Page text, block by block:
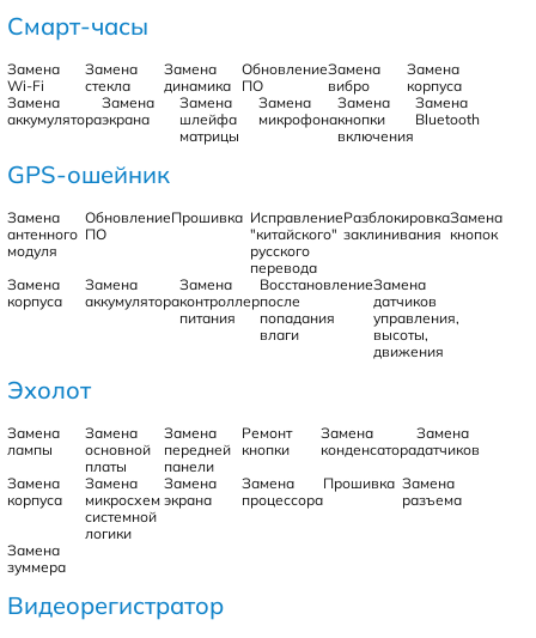
Смарт-часы
Замена
Wi-Fi
Замена
стекла
Замена
динамика
Обновление
ПО
Замена
вибро
Замена
корпуса
Замена
аккумулятора
Замена
экрана
Замена
шлейфа
матрицы
Замена
микрофона
Замена
кнопки
включения
Замена
Bluetooth
GPS-ошейник
Замена
антенного
модуля
Обновление
ПО
Прошивка Исправление
"китайского"
русского
перевода
Разблокировка
заклинивания
Замена
кнопок
Замена
корпуса
Замена
аккумулятора
Замена
контроллер
питания
Восстановление
после
попадания
влаги
Замена
датчиков
управления,
высоты,
движения
Эхолот
Замена
лампы
Замена
основной
платы
Замена
передней
панели
Ремонт
кнопки
Замена
конденсатора
Замена
датчиков
Замена
корпуса
Замена
микросхем
системной
логики
Замена
экрана
Замена
процессора
Прошивка Замена
разъема
Замена
зуммера
Видеорегистратор